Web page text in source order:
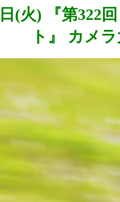
(火) 『第322
ト』 カメ